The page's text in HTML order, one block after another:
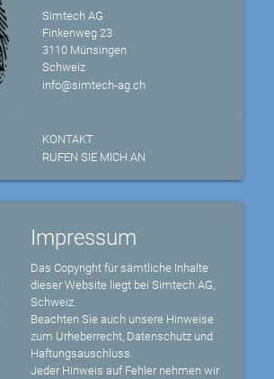
Simtech AG
Finkenweg 23
3110 Münsingen
Schweiz
info@simtech-ag.ch
KONTAKT
RUFEN SIE MICH AN
Impressum
Das Copyright für sämtliche Inhalte
dieser Website liegt bei Simtech AG,
Schweiz.
Beachten Sie auch unsere Hinweise
zum Urheberrecht, Datenschutz und
Haftungsauschluss.
Jeder Hinweis auf Fehler nehmen wir